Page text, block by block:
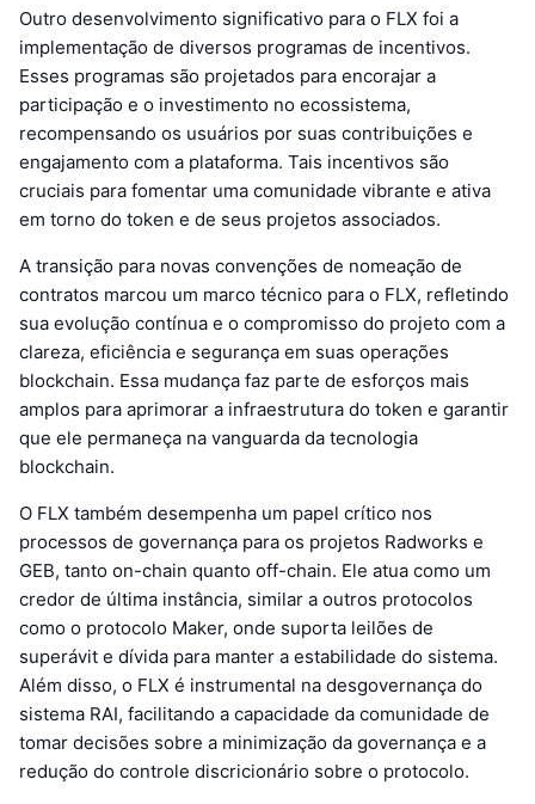
Outro desenvolvimento significativo para o FLX foi a
implementação de diversos programas de incentivos.
Esses programas são projetados para encorajar a
participação e o investimento no ecossistema,
recompensando os usuários por suas contribuições e
engajamento com a plataforma. Tais incentivos são
cruciais para fomentar uma comunidade vibrante e ativa
em torno do token e de seus projetos associados.
A transição para novas convenções de nomeação de
contratos marcou um marco técnico para o FLX, refletindo
sua evolução contínua e o compromisso do projeto com a
clareza, eficiência e segurança em suas operações
blockchain. Essa mudança faz parte de esforços mais
amplos para aprimorar a infraestrutura do token e garantir
que ele permaneça na vanguarda da tecnologia
blockchain.
O FLX também desempenha um papel crítico nos
processos de governança para os projetos Radworks e
GEB, tanto on-chain quanto off-chain. Ele atua como um
credor de última instância, similar a outros protocolos
como o protocolo Maker, onde suporta leilões de
superávit e dívida para manter a estabilidade do sistema.
Além disso, o FLX é instrumental na desgovernança do
sistema RAI, facilitando a capacidade da comunidade de
tomar decisões sobre a minimização da governança e a
redução do controle discricionário sobre o protocolo.